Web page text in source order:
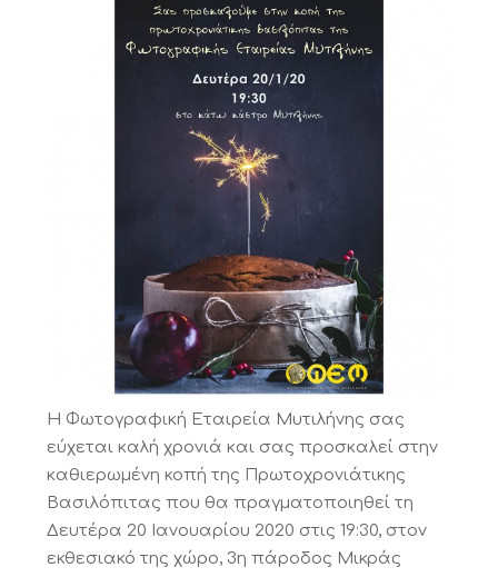
Η Φωτογραφική Εταιρεία Μυτιλήνης σας
εύχεται καλή χρονιά και σας προσκαλεί στην
καθιερωμένη κοπή της Πρωτοχρονιάτικης
Βασιλόπιτας που θα πραγματοποιηθεί τη
Δευτέρα 20 Ιανουαρίου 2020 στις 19:30, στον
εκθεσιακό της χώρο, 3η πάροδος Μικράς